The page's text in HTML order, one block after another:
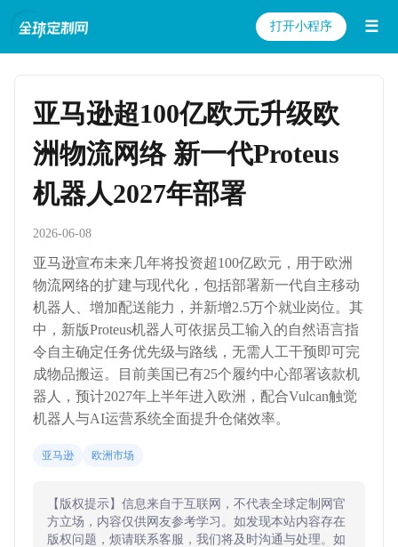
打开小程序 ☰
亚马逊超100亿欧元升级欧
洲物流网络 新一代Proteus
机器人2027年部署
2026-06-08
亚马逊宣布未来几年将投资超100亿欧元，用于欧洲
物流网络的扩建与现代化，包括部署新一代自主移动
机器人、增加配送能力，并新增2.5万个就业岗位。其
中，新版Proteus机器人可依据员工输入的自然语言指
令自主确定任务优先级与路线，无需人工干预即可完
成物品搬运。目前美国已有25个履约中心部署该款机
器人，预计2027年上半年进入欧洲，配合Vulcan触觉
机器人与AI运营系统全面提升仓储效率。
亚马逊 欧洲市场
【版权提示】信息来自于互联网，不代表全球定制网官
方立场，内容仅供网友参考学习。如发现本站内容存在
版权问题，烦请联系客服，我们将及时沟通与处理。如